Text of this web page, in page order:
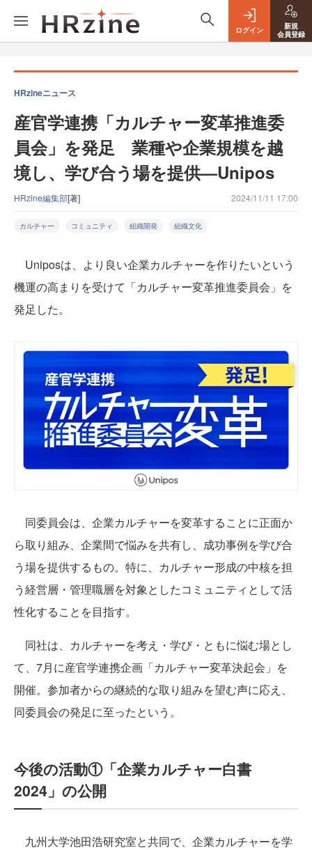
ログイン
新規
会員登録
HRzineニュース
産官学連携「カルチャー変革推進委
員会」を発足 業種や企業規模を越
境し、学び合う場を提供—Unipos
HRzine編集部[著] 2024/11/11 17:00
カルチャー コミュニティ 組織開発 組織文化
Uniposは、より良い企業カルチャーを作りたいという
機運の高まりを受けて「カルチャー変革推進委員会」を
発足した。
同委員会は、企業カルチャーを変革することに正面か
ら取り組み、企業間で悩みを共有し、成功事例を学び合
う場を提供するもの。特に、カルチャー形成の中核を担
う経営層・管理職層を対象としたコミュニティとして活
性化することを目指す。
同社は、カルチャーを考え・学び・ともに悩む場とし
て、7月に産官学連携企画「カルチャー変革決起会」を
開催。参加者からの継続的な取り組みを望む声に応え、
同委員会の発足に至ったという。
今後の活動①「企業カルチャー白書
2024」の公開
九州大学池田浩研究室と共同で、企業カルチャーを学